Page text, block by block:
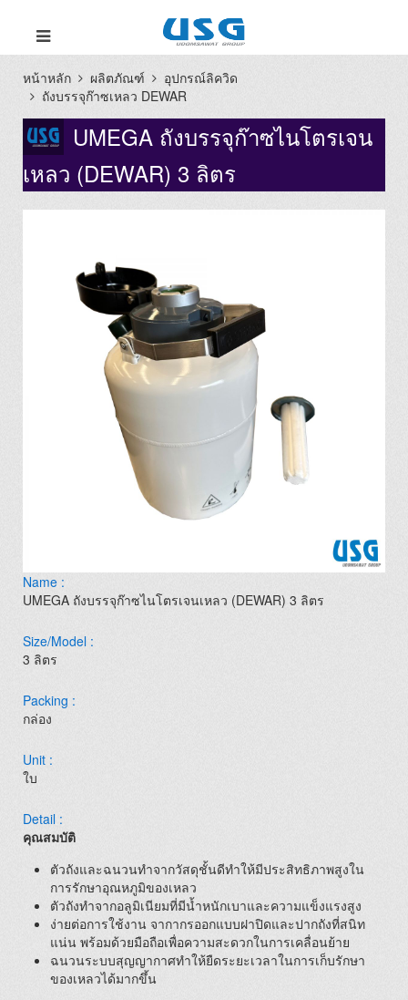
หน้าหลัก ผลิตภัณฑ์
อุปกรณ์ลิควิด
ถังบรรจุก๊าซเหลว DEWAR
UMEGA ถังบรรจุก๊าซไนโตรเจน
เหลว (DEWAR) 3 ลิตร
Name :
UMEGA ถังบรรจุก๊าซไนโตรเจนเหลว (DEWAR) 3 ลิตร
Size/Model :
3 ลิตร
Packing :
กล่อง
Unit :
ใบ
Detail :
คุณสมบัติ
ตัวถังและฉนวนทำจากวัสดุชั้นดีทำให้มีประสิทธิภาพสูงใน
การรักษาอุณหภูมิของเหลว
ตัวถังทำจากอลูมิเนียมที่มีน้ำหนักเบาและความแข็งแรงสูง
ง่ายต่อการใช้งาน จากากรออกแบบฝาปิดและปากถังที่สนิท
แน่น พร้อมด้วยมือถือเพื่อความสะดวกในการเคลื่อนย้าย
ฉนวนระบบสุญญากาศทำให้ยืดระยะเวลาในการเก็บรักษา
ของเหลวได้มากขึ้น